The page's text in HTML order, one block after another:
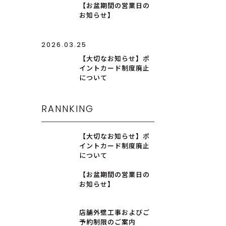
【お盆期間の営業日の
お知らせ】
2026.03.25
【大切なお知らせ】ポ
イントカード制度廃止
について
RANNKING
【大切なお知らせ】ポ
イントカード制度廃止
について
【お盆期間の営業日の
お知らせ】
店舗外壁工事およびご
予約制限のご案内